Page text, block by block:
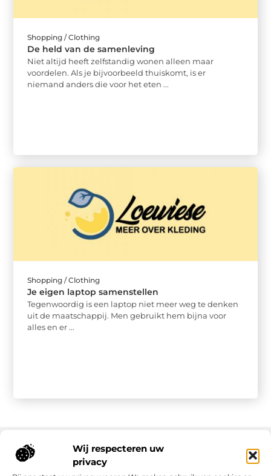
Wij respecteren uw
privacy
Shopping / Clothing
De held van de samenleving
Niet altijd heeft zelfstandig wonen alleen maar
voordelen. Als je bijvoorbeeld thuiskomt, is er
niemand anders die voor het eten ...
Shopping / Clothing
Je eigen laptop samenstellen
Tegenwoordig is een laptop niet meer weg te denken
uit de maatschappij. Men gebruikt hem bijna voor
alles en er ...
Onze informatie